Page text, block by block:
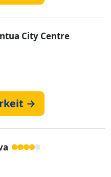
City Centre
→